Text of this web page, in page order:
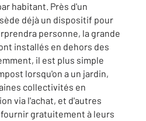
habitant. Près d'un
déjà un dispositif pour
personne, la grande
installés en dehors des
il est plus simple
lorsqu'on a un jardin,
collectivités en
via l'achat, et d'autres
gratuitement à leurs